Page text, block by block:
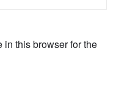
this browser for the